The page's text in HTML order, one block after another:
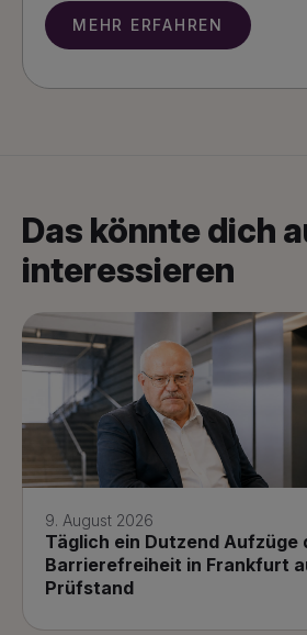
MEHR ERFAHREN
Das könnte dich
interessieren
9. August 2026
Täglich ein Dutzend Aufzüge
Barrierefreiheit in Frankfurt
Prüfstand